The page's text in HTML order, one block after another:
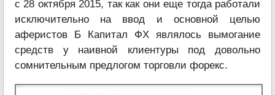
с 28 октября 2015, так как они еще тогда работали
исключительно на ввод и основной целью
аферистов Б Капитал ФХ являлось вымогание
средств у наивной клиентуры под довольно
сомнительным предлогом торговли форекс.